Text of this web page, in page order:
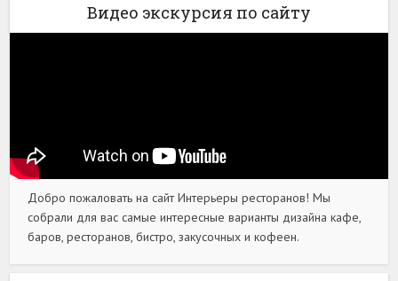
Видео экскурсия по сайту
Добро пожаловать на сайт Интерьеры ресторанов! Мы
собрали для вас самые интересные варианты дизайна кафе,
баров, ресторанов, бистро, закусочных и кофеен.